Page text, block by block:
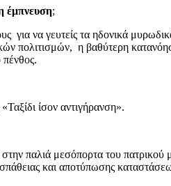
έμπνευση;
για να γευτείς τα ηδονικά
πολιτισμών, η βαθύτερη
ίσον αντιγήρανση».
παλιά μεσόπορτα του
και αποτύπωσης